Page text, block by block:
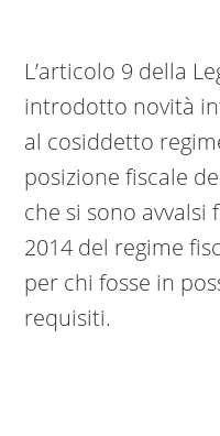
L’articolo 9 della
introdotto novità
al cosiddetto
posizione fiscale
che si sono
2014 del regime
per chi fosse in
requisiti.